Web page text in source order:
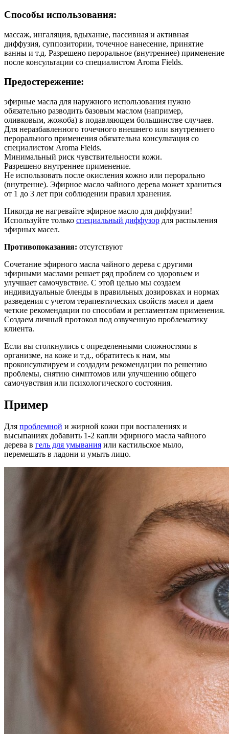
Способы использования:
массаж, ингаляция, вдыхание, пассивная и активная
диффузия, суппозитории, точечное нанесение, принятие
ванны и т.д. Разрешено пероральное (внутреннее) применение
после консультации со специалистом Aroma Fields.
Предостережение:
эфирные масла для наружного использования нужно
обязательно разводить базовым маслом (например,
оливковым, жожоба) в подавляющем большинстве случаев.
Для неразбавленного точечного внешнего или внутреннего
перорального применения обязательна консультация со
специалистом Aroma Fields.
Минимальный риск чувствительности кожи.
Разрешено внутреннее применение.
Не использовать после окисления кожно или перорально
(внутренне). Эфирное масло чайного дерева может храниться
от 1 до 3 лет при соблюдении правил хранения.
Никогда не нагревайте эфирное масло для диффузии!
Используйте только специальный диффузор для распыления
эфирных масел.
Противопоказания: отсутствуют
Сочетание эфирного масла чайного дерева с другими
эфирными маслами решает ряд проблем со здоровьем и
улучшает самочувствие. С этой целью мы создаем
индивидуальные бленды в правильных дозировках и нормах
разведения с учетом терапевтических свойств масел и даем
четкие рекомендации по способам и регламентам применения.
Создаем личный протокол под озвученную проблематику
клиента.
Если вы столкнулись с определенными сложностями в
организме, на коже и т.д., обратитесь к нам, мы
проконсультируем и создадим рекомендации по решению
проблемы, снятию симптомов или улучшению общего
самочувствия или психологического состояния.
Пример
Для проблемной и жирной кожи при воспалениях и
высыпаниях добавить 1-2 капли эфирного масла чайного
дерева в гель для умывания или кастильское мыло,
перемешать в ладони и умыть лицо.